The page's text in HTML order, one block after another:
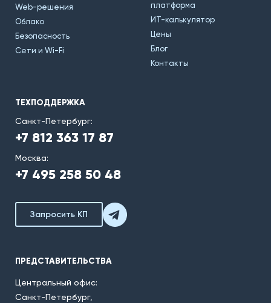
Web-решения
Облако
Безопасность
Сети и Wi-Fi
платформа
ИТ-калькулятор
Цены
Блог
Контакты
ТЕХПОДДЕРЖКА
Санкт-Петербург:
+7 812 363 17 87
Москва:
+7 495 258 50 48
Запросить КП
ПРЕДСТАВИТЕЛЬСТВА
Центральный офис:
Санкт-Петербург,